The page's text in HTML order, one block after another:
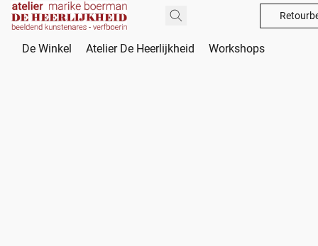
De Winkel Atelier De Heerlijkheid Workshops